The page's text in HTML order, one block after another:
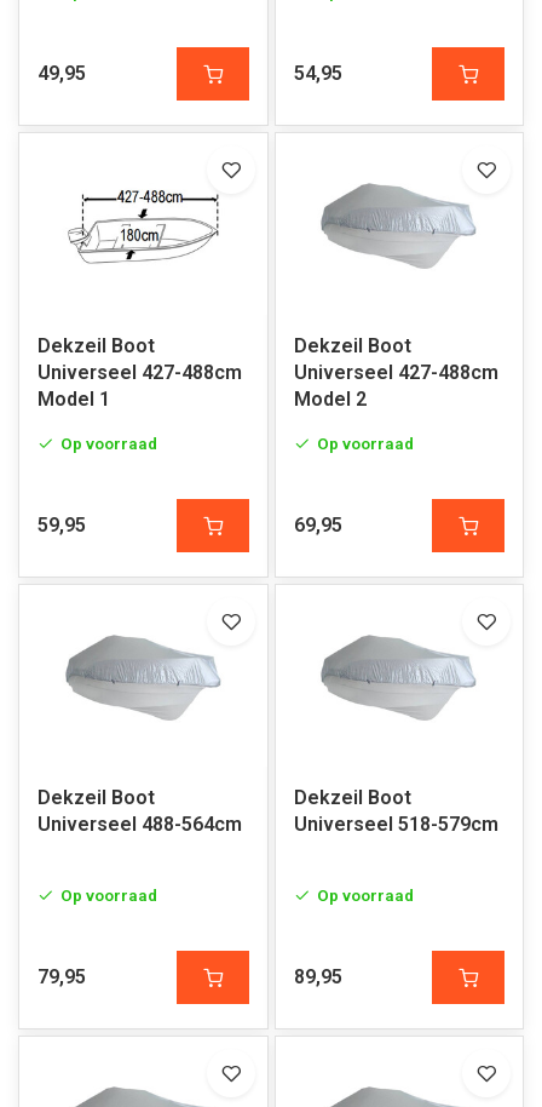
49,95 54,95
Dekzeil Boot
Universeel 427-488cm
Model 1
Op voorraad
59,95
Dekzeil Boot
Universeel 427-488cm
Model 2
Op voorraad
69,95
Dekzeil Boot
Universeel 488-564cm
Op voorraad
79,95
Dekzeil Boot
Universeel 518-579cm
Op voorraad
89,95